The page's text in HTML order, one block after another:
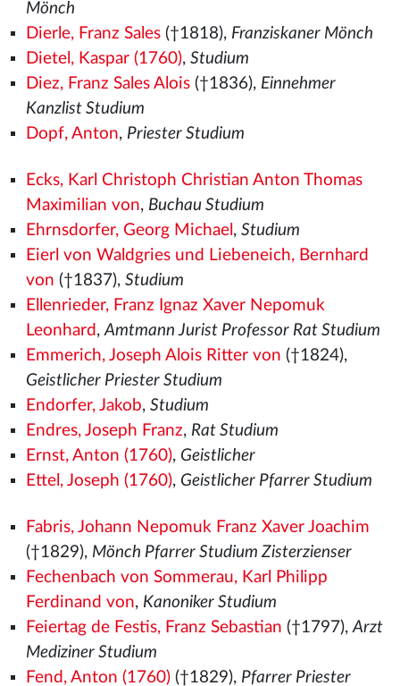
Mönch
Dierle, Franz Sales(†1818), Franziskaner Mönch
Dietel, Kaspar (1760), Studium
Diez, Franz Sales Alois(†1836), Einnehmer
Kanzlist Studium
Dopf, Anton, Priester Studium
Ecks, Karl Christoph Christian Anton Thomas
Maximilian von, Buchau Studium
Ehrnsdorfer, Georg Michael , Studium
Eierl von Waldgries und Liebeneich, Bernhard
von (†1837), Studium
Ellenrieder, Franz Ignaz Xaver Nepomuk
Leonhard ,Amtmann Jurist Professor Rat Studium
Emmerich, Joseph Alois Ritter von (†1824),
Geistlicher Priester Studium
Endorfer, Jakob, Studium
Endres, Joseph Franz, Rat Studium
Ernst, Anton (1760), Geistlicher
Ettel, Joseph (1760), Geistlicher Pfarrer Studium
Fabris, Johann Nepomuk Franz Xaver Joachim
(†1829), Mönch Pfarrer Studium Zisterzienser
Fechenbach von Sommerau, Karl Philipp
Ferdinand von, Kanoniker Studium
Feiertag de Festis, Franz Sebastian (†1797),Arzt
Mediziner Studium
Fend, Anton (1760)(†1829), Pfarrer Priester